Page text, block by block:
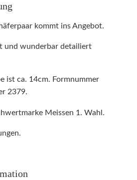
kommt ins Angebot.
und wunderbar detailiert
ist ca. 14cm. Formnummer
2379.
Meissen 1. Wahl.